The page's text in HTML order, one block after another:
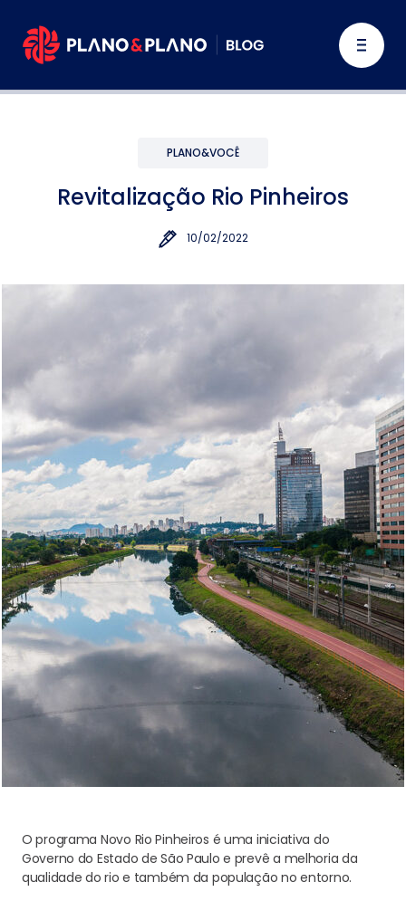
PLANO&VOCÊ
Revitalização Rio Pinheiros
10/02/2022
O programa Novo Rio Pinheiros é uma iniciativa do
Governo do Estado de São Paulo e prevê a melhoria da
qualidade do rio e também da população no entorno.